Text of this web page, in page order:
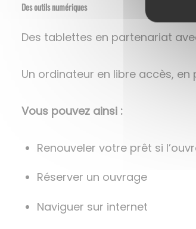
Des outils numériques
Des tablettes en partenariat
Un ordinateur en libre accès, en
Vous pouvez ainsi :
Renouveler votre prêt si
Réserver un ouvrage
Naviguer sur internet